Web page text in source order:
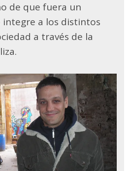
de que fuera un
a los distintos
a través de la